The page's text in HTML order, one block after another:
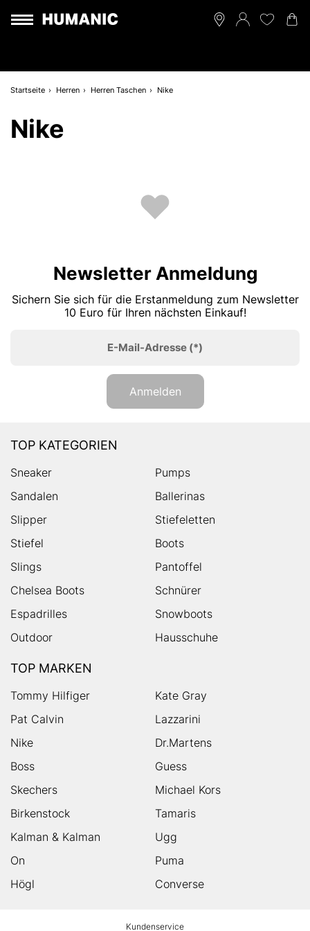
Startseite Herren Herren Taschen Nike
Nike
Newsletter Anmeldung
Sichern Sie sich für die Erstanmeldung zum Newsletter
10 Euro für Ihren nächsten Einkauf!
E-Mail-Adresse (*)
Anmelden
TOP KATEGORIEN
Sneaker
Pumps
Sandalen
Ballerinas
Slipper
Stiefeletten
Stiefel
Boots
Slings
Pantoffel
Chelsea Boots
Schnürer
Espadrilles
Snowboots
Outdoor
Hausschuhe
TOP MARKEN
Tommy Hilfiger
Kate Gray
Pat Calvin
Lazzarini
Nike
Dr.Martens
Boss
Guess
Skechers
Michael Kors
Birkenstock
Tamaris
Kalman & Kalman
Ugg
On
Puma
Högl
Converse
Kundenservice